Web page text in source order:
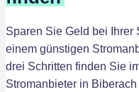
Sparen Sie Geld bei Ihrer
einem günstigen
drei Schritten finden Sie
Stromanbieter in Biberach